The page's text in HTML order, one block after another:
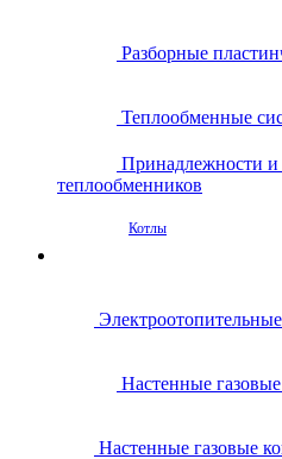
Разборные
Теплообменные
Принадлежности и
теплообменников
Котлы
Настенные
Настенные газовые